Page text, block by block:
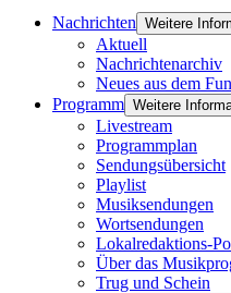
Nachrichten Weitere
Aktuell
Nachrichtenarchiv
Neues aus dem
Programm Weitere
Livestream
Programmplan
Sendungsübersicht
Playlist
Musiksendungen
Wortsendungen
Lokalredaktions-
Über das
Trug und Schein